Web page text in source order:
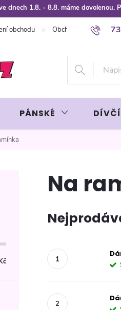
dnech 1.8. - 8.8. máme
obchodu Obchodní podmínky
PÁNSKÉ DÍVČÍ
Na